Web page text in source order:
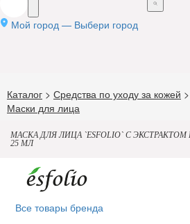
Мой город — Выбери город
Каталог > Средства по уходу за кожей >
Маски для лица
МАСКА ДЛЯ ЛИЦА `ESFOLIO` С
25 МЛ
Все товары бренда